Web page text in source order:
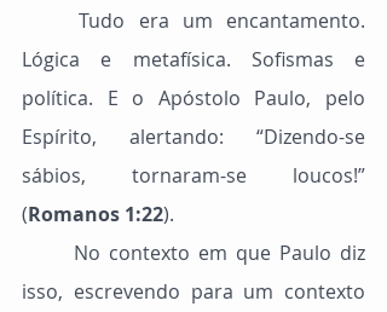
	Tudo era um encantamento.
Lógica e metafísica. Sofismas e
política. E o Apóstolo Paulo, pelo
Espírito, alertando: “Dizendo-se
sábios, tornaram-se loucos!”
(Romanos 1:22).
isso, escrevendo para um contexto